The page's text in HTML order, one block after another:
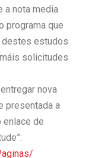
a nota media
programa que
destes estudos
solicitudes
nova
presentada a
enlace de